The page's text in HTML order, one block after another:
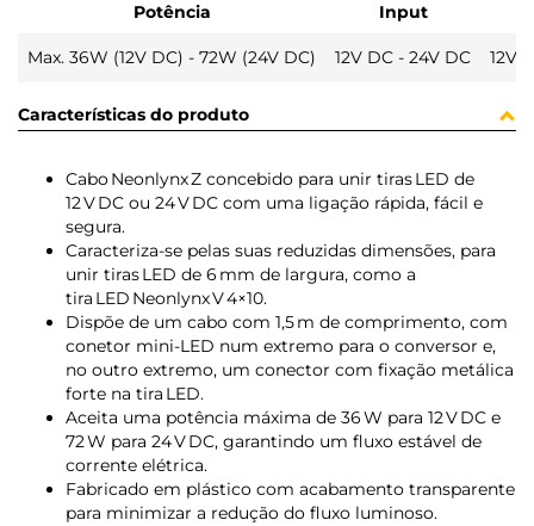
Potência Input
Max. 36W (12V DC) - 72W (24V DC) 12V DC - 24V DC 12V
Características do produto
Cabo Neonlynx Z concebido para unir tiras LED de
12 V DC ou 24 V DC com uma ligação rápida, fácil e
segura.
Caracteriza‑se pelas suas reduzidas dimensões, para
unir tiras LED de 6 mm de largura, como a
tira LED Neonlynx V 4×10.
Dispõe de um cabo com 1,5 m de comprimento, com
conetor mini‑LED num extremo para o conversor e,
no outro extremo, um conector com fixação metálica
forte na tira LED.
Aceita uma potência máxima de 36 W para 12 V DC e
72 W para 24 V DC, garantindo um fluxo estável de
corrente elétrica.
Fabricado em plástico com acabamento transparente
para minimizar a redução do fluxo luminoso.